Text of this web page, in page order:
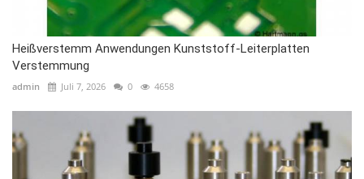
Heißverstemm Anwendungen Kunststoff-Leiterplatten
Verstemmung
admin Juli 7, 2026 0 4658